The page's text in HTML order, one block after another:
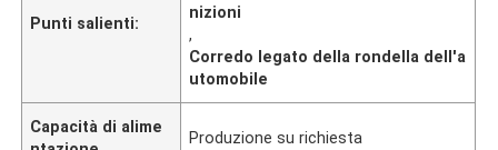
Punti salienti:
nizioni
,
Corredo legato della rondella dell'a
utomobile
Capacità di alime
Produzione su richiesta